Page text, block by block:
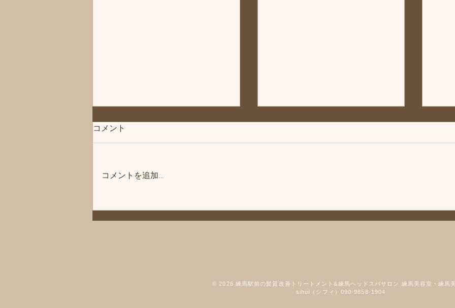
「次回は」練馬髪質改善トリ
シフィ(sihui)
トメント＆ヘッドスパ練馬専門サ
ロン/練馬美容室、練馬美容院シ
◆「お知らせ」練馬髪質改善
購入される方や必要な方はお早め
改
コメント
コメントを追加…
© 2026 練馬駅前の髪質改善トリートメント&練馬ヘッドスパサロン 練馬美容室・練馬
sihui（シフィ）090-9858-1904